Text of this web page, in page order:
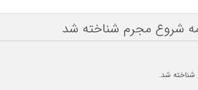
شروع مجرم شناخته شد
شناخته شد.